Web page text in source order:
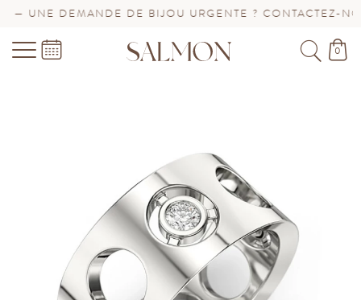
UNE DEMANDE DE BIJOU URGENTE ? CONTACTEZ-NOUS
0